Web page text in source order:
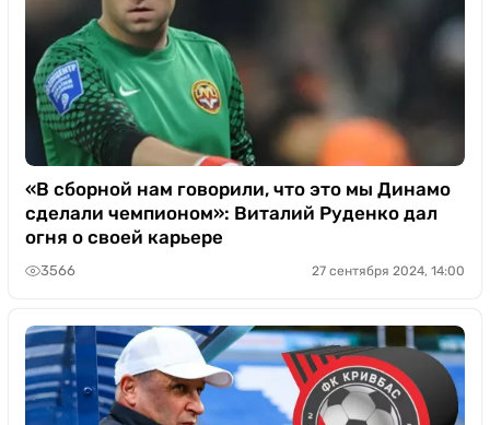
«В сборной нам говорили, что это мы Динамо
сделали чемпионом»: Виталий Руденко дал
огня о своей карьере
3566 27 сентября 2024, 14:00